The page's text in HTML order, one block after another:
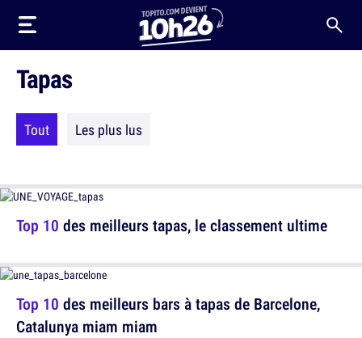
Tapas
Tout Les plus lus
Top 10 des meilleurs tapas, le classement ultime
Top 10 des meilleurs bars à tapas de Barcelone,
Catalunya miam miam